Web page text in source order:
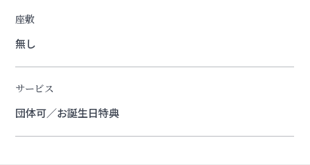
座敷
無し
サービス
団体可／お誕生日特典